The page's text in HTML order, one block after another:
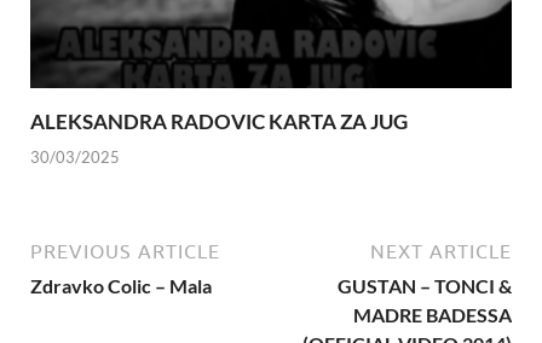
ALEKSANDRA RADOVIC KARTA ZA JUG
30/03/2025
PREVIOUS ARTICLE
Zdravko Colic – Mala
NEXT ARTICLE
GUSTAN – TONCI &
MADRE BADESSA